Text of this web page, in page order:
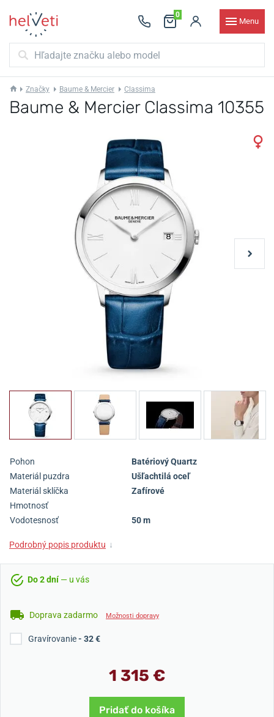
0
Menu
Značky Baume & Mercier Classima
Baume & Mercier Classima 10355
Pohon
Batériový Quartz
Materiál puzdra
Ušľachtilá oceľ
Materiál sklíčka
Zafírové
Hmotnosť
Vodotesnosť
50 m
Podrobný popis produktu ↓
Do 2 dní— u vás
Doprava zadarmo Možnosti dopravy
Gravírovanie- 32 €
1 315 €
Pridať do košíka